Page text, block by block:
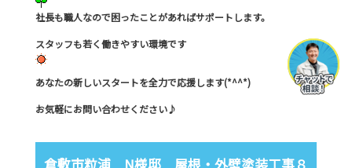
社長も職人なので困ったことがあればサポートします。
スタッフも若く働きやすい環境です
あなたの新しいスタートを全力で応援します(*^^*)
お気軽にお問い合わせください♪